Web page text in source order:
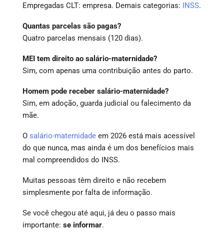
Empregadas CLT: empresa. Demais categorias: INSS.
Quantas parcelas são pagas?
Quatro parcelas mensais (120 dias).
MEI tem direito ao salário-maternidade?
Sim, com apenas uma contribuição antes do parto.
Homem pode receber salário-maternidade?
Sim, em adoção, guarda judicial ou falecimento da
mãe.
O salário-maternidade em 2026 está mais acessível
do que nunca, mas ainda é um dos benefícios mais
mal compreendidos do INSS.
Muitas pessoas têm direito e não recebem
simplesmente por falta de informação.
Se você chegou até aqui, já deu o passo mais
importante: se informar.